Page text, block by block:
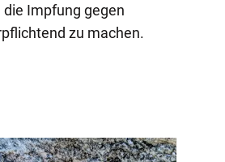
Impfung gegen
zu machen.